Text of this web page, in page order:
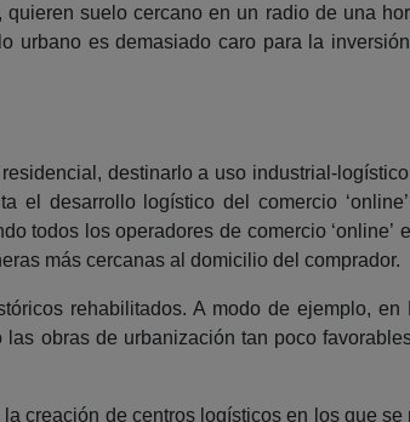
suelo cercano en un radio de una
urbano es demasiado caro para la
destinarlo a uso industrial-
el desarrollo logístico del comercio
todos los operadores de comercio ‘online’
más cercanas al domicilio del comprador.
rehabilitados. A modo de ejemplo, en
obras de urbanización tan poco
creación de centros logísticos en los que